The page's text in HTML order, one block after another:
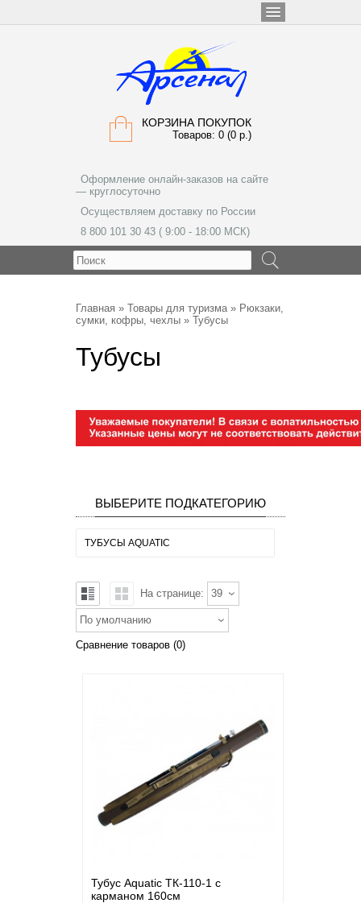
КОРЗИНА ПОКУПОК
Товаров: 0 (0 р.)
Оформление онлайн-заказов на сайте
— круглосуточно
Осуществляем доставку по России
8 800 101 30 43 ( 9:00 - 18:00 МСК)
Главная » Товары для туризма» Рюкзаки,
сумки, кофры, чехлы » Тубусы
Тубусы
ВЫБЕРИТЕ ПОДКАТЕГОРИЮ
ТУБУСЫ AQUATIC
На странице: 39
По умолчанию
Сравнение товаров (0)
Тубус Aquatic ТК-110-1 с
карманом 160см